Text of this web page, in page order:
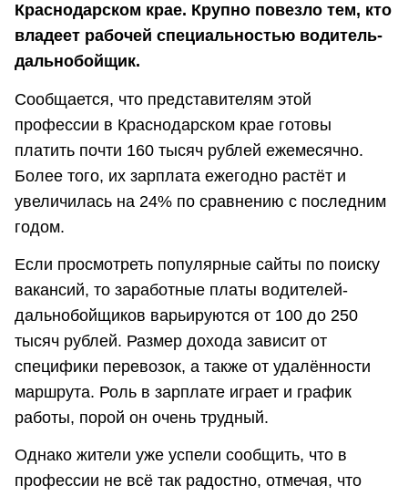
Краснодарском крае. Крупно повезло тем, кто
владеет рабочей специальностью водитель-
дальнобойщик.
Сообщается, что представителям этой
профессии в Краснодарском крае готовы
платить почти 160 тысяч рублей ежемесячно.
Более того, их зарплата ежегодно растёт и
увеличилась на 24% по сравнению с последним
годом.
Если просмотреть популярные сайты по поиску
вакансий, то заработные платы водителей-
дальнобойщиков варьируются от 100 до 250
тысяч рублей. Размер дохода зависит от
специфики перевозок, а также от удалённости
маршрута. Роль в зарплате играет и график
работы, порой он очень трудный.
Однако жители уже успели сообщить, что в
профессии не всё так радостно, отмечая, что